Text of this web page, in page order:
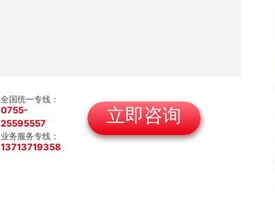
全国统一专线：
0755-
25595557
业务服务专线：
13713719358
立即咨询